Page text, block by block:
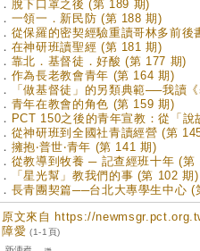
． 脫下口罩之後 (第 189 期)
． 一領一．新民防 (第 188 期)
． 從保羅的密契經驗重讀哥林多前後
． 在神研班讀聖經 (第 181 期)
． 靠北．基督徒．好酸 (第 177 期)
． 作為長老教會青年 (第 164 期)
．
「做基督徒」的另類典範──我讀
． 青年在教會的角色 (第 159 期)
． PCT 150之後的青年宣教：從「
． 從神研班到全國社青讀經營 (第
． 擁抱‧普世‧青年 (第 141 期)
． 從教導到牧養 ─ 記查經班十年 (第
．
「星光幫」教我們的事 (第 102 期)
． 長青團契篇──台北大專學生中心 (
原文來自 https://
障愛 (1-1頁)